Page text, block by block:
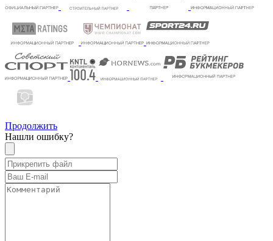
Продолжить
Нашли ошибку?